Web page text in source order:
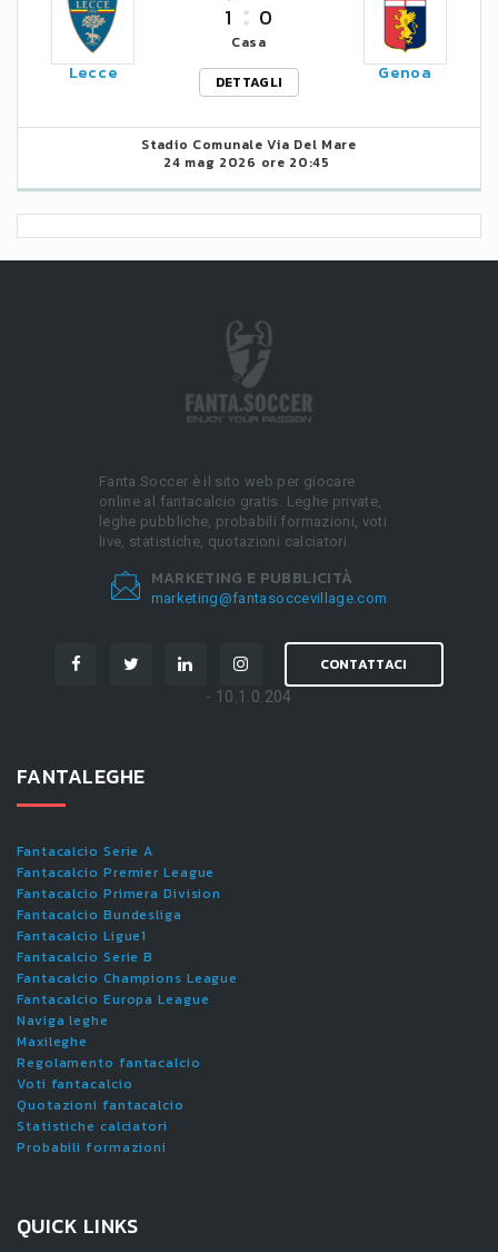
Lecce
1 0
Casa
DETTAGLI
Genoa
Stadio Comunale Via Del Mare
24 mag 2026 ore 20:45
Fanta.Soccer è il sito web per giocare
online al fantacalcio gratis. Leghe private,
leghe pubbliche, probabili formazioni, voti
live, statistiche, quotazioni calciatori.
MARKETING E PUBBLICITÀ
marketing@fantasoccevillage.com
CONTATTACI
- 10.1.0.204
FANTALEGHE
Fantacalcio Serie A
Fantacalcio Premier League
Fantacalcio Primera Division
Fantacalcio Bundesliga
Fantacalcio Ligue1
Fantacalcio Serie B
Fantacalcio Champions League
Fantacalcio Europa League
Naviga leghe
Maxileghe
Regolamento fantacalcio
Voti fantacalcio
Quotazioni fantacalcio
Statistiche calciatori
Probabili formazioni
QUICK LINKS